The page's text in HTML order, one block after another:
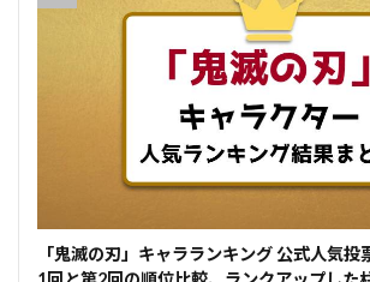
「鬼滅の刃」キャラランキング 公式人気投